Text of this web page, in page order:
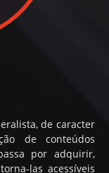
de caracter
de conteúdos
por adquirir,
las acessíveis